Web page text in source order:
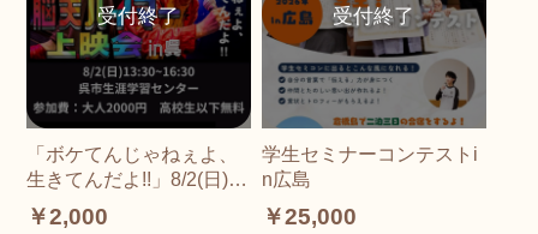
「ボケてんじゃねぇよ、
生きてんだよ!!」8/2(日)
脳天ハイマー上映会in呉
￥2,000
学生セミナーコンテストi
n広島
￥25,000